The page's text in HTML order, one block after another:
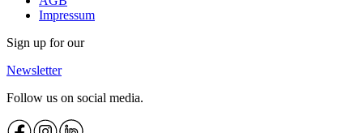
Impressum
Sign up for our
Newsletter
Follow us on social media.